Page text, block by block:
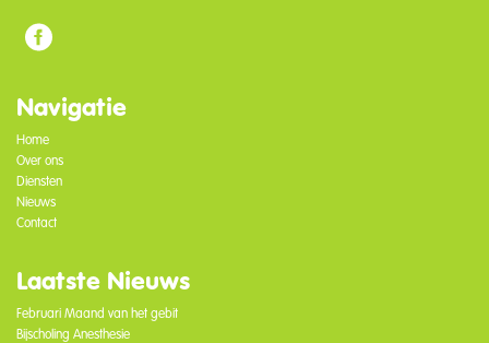
Navigatie
Home
Over ons
Diensten
Nieuws
Contact
Laatste Nieuws
Februari Maand van het gebit
Bijscholing Anesthesie